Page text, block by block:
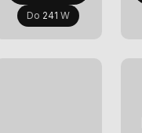
Do 241 W